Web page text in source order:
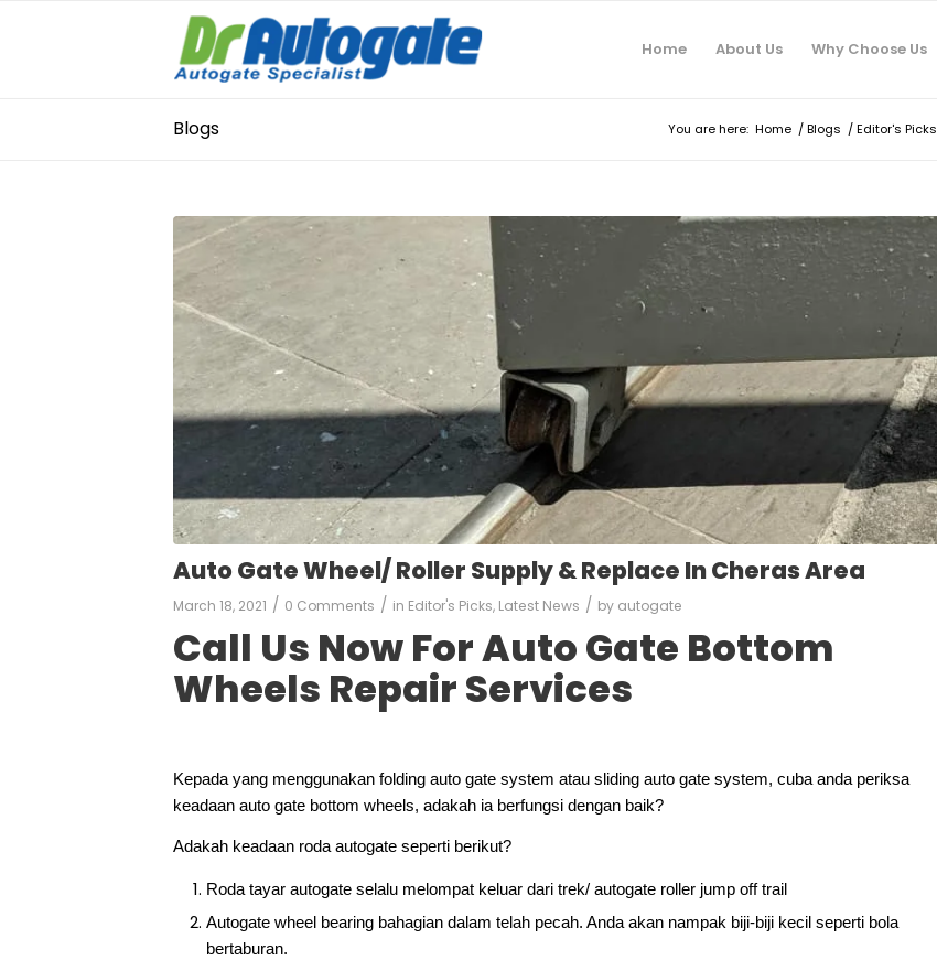
Home About Us Why Choose Us
Blogs You are here: Home /Blogs /Editor's Picks
Auto Gate Wheel/ Roller Supply & Replace In Cheras Area
March 18, 2021 / 0 Comments / in Editor's Picks, Latest News / by autogate
Call Us Now For Auto Gate Bottom
Wheels Repair Services
Kepada yang menggunakan folding auto gate system atau sliding auto gate system, cuba anda periksa
keadaan auto gate bottom wheels, adakah ia berfungsi dengan baik?
Adakah keadaan roda autogate seperti berikut?
Roda tayar autogate selalu melompat keluar dari trek/ autogate roller jump off trail
Autogate wheel bearing bahagian dalam telah pecah. Anda akan nampak biji-biji kecil seperti bola
bertaburan.